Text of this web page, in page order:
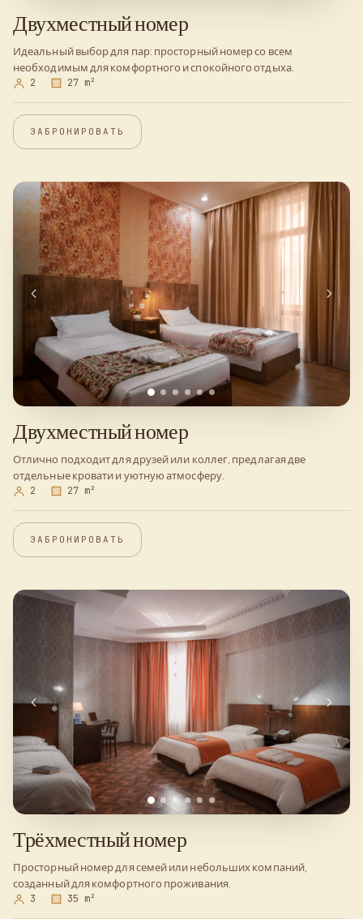
Двухместный номер
Идеальный выбор для пар: просторный номер со всем
необходимым для комфортного и спокойного отдыха.
2
27 m²
ЗАБРОНИРОВАТЬ
Двухместный номер
Отлично подходит для друзей или коллег, предлагая две
отдельные кровати и уютную атмосферу.
2
27 m²
ЗАБРОНИРОВАТЬ
Трёхместный номер
Просторный номер для семей или небольших компаний,
созданный для комфортного проживания.
3
35 m²